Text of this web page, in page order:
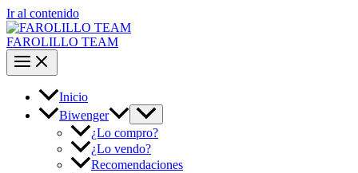
Ir al contenido
FAROLILLO TEAM
Inicio
Biwenger
¿Lo compro?
¿Lo vendo?
Recomendaciones